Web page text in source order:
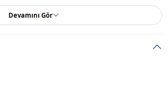
ملاحظة: يتكون محتوى المنتج من سترة وسراويل.
ملاحظة: قد يكون هناك اختلاف في الدرجة اللونية في لون المنتج بسبب لقطات المفهوم.
Devamını Gör